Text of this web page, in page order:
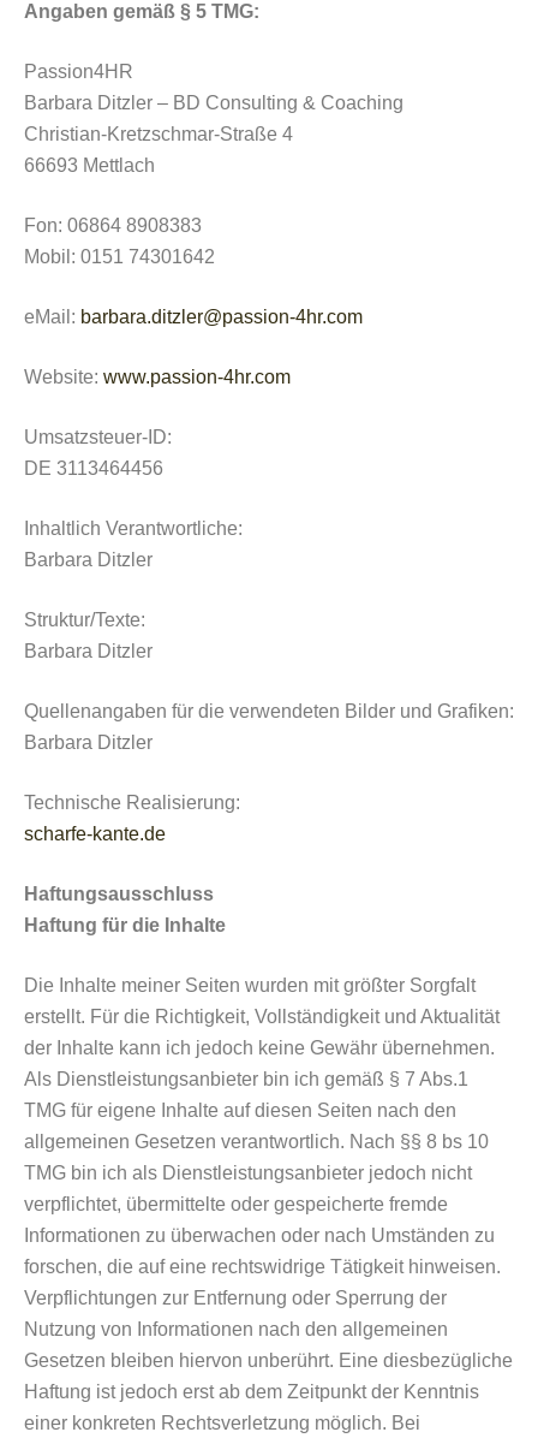
Angaben gemäß § 5 TMG:
Passion4HR
Barbara Ditzler – BD Consulting & Coaching
Christian-Kretzschmar-Straße 4
66693 Mettlach
Fon: 06864 8908383
Mobil: 0151 74301642
eMail: barbara.ditzler@passion-4hr.com
Website: www.passion-4hr.com
Umsatzsteuer-ID:
DE 3113464456
Inhaltlich Verantwortliche:
Barbara Ditzler
Struktur/Texte:
Barbara Ditzler
Quellenangaben für die verwendeten Bilder und Grafiken:
Barbara Ditzler
Technische Realisierung:
scharfe-kante.de
Haftungsausschluss
Haftung für die Inhalte
Die Inhalte meiner Seiten wurden mit größter Sorgfalt
erstellt. Für die Richtigkeit, Vollständigkeit und Aktualität
der Inhalte kann ich jedoch keine Gewähr übernehmen.
Als Dienstleistungsanbieter bin ich gemäß § 7 Abs.1
TMG für eigene Inhalte auf diesen Seiten nach den
allgemeinen Gesetzen verantwortlich. Nach §§ 8 bs 10
TMG bin ich als Dienstleistungsanbieter jedoch nicht
verpflichtet, übermittelte oder gespeicherte fremde
Informationen zu überwachen oder nach Umständen zu
forschen, die auf eine rechtswidrige Tätigkeit hinweisen.
Verpflichtungen zur Entfernung oder Sperrung der
Nutzung von Informationen nach den allgemeinen
Gesetzen bleiben hiervon unberührt. Eine diesbezügliche
Haftung ist jedoch erst ab dem Zeitpunkt der Kenntnis
einer konkreten Rechtsverletzung möglich. Bei